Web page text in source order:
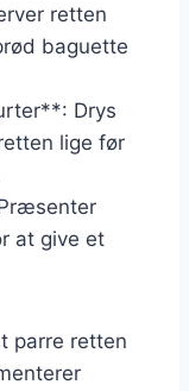
retten
baguette
Drys
lige før
at give et
parre retten